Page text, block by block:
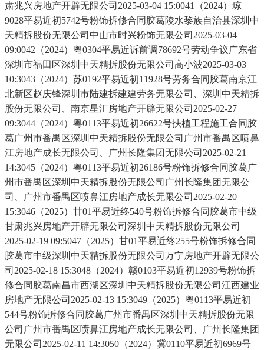
肃兆兴房地产开辟无限公司2025-03-04 15:0041（2024）琼
9028平易近初5742号粉饰拆修合同胶葛陵水黎族自治县深圳中
天精拆股份无限公司中山市时兴粉饰无限公司2025-03-04
09:0042（2024）粤0304平易近诉前调78692号劳动争议广东省
深圳市福田区深圳中天精拆股份无限公司高小波2025-03-03
10:3043（2024）苏0192平易近初11928号劳务合同胶葛南京江
北新区赵庆锋深圳市陆建拆建建劳务无限公司、深圳中天精拆
股份无限公司、南京星汇房地产开辟无限公司2025-02-27
09:3044（2024）粤0113平易近初26622号扶植工程施工合同胶
葛广州市番禺区深圳中天精拆股份无限公司广州市番禺区喷鼻
江房地产成长无限公司、广州长隆集团无限公司2025-02-21
14:3045（2024）粤0113平易近初26186号粉饰拆修合同胶葛广
州市番禺区深圳中天精拆股份无限公司广州长隆集团无限公
司、广州市番禺区喷鼻江房地产成长无限公司2025-02-20
15:3046（2025）甘01平易近终540号粉饰拆修合同胶葛市中级
甘肃兆兴房地产开辟无限公司深圳中天精拆股份无限公司
2025-02-19 09:5047（2025）甘01平易近终255号粉饰拆修合同
胶葛市中级深圳中天精拆股份无限公司万宁房地产开辟无限公
司2025-02-18 15:3048（2024）赣0103平易近初12939号粉饰拆
修合同胶葛南昌市西湖区深圳中天精拆股份无限公司江西建业
房地产无限公司2025-02-13 15:3049（2025）粤0113平易近初
544号粉饰拆修合同胶葛广州市番禺区深圳中天精拆股份无限
公司广州市番禺区喷鼻江房地产成长无限公司、广州长隆集团
无限公司2025-02-11 14:3050（2024）冀0110平易近初6969号